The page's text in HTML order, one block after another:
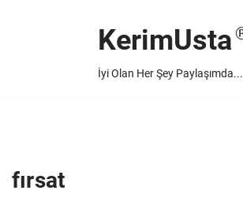
KerimUsta
İyi Olan Her Şey Paylaşımda...
fırsat